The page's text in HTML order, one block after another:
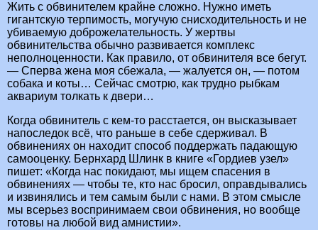
Жить с обвинителем крайне сложно. Нужно иметь
гигантскую терпимость, могучую снисходительность и не
убиваемую доброжелательность. У жертвы
обвинительства обычно развивается комплекс
неполноценности. Как правило, от обвинителя все бегут.
— Сперва жена моя сбежала, — жалуется он, — потом
собака и коты… Сейчас смотрю, как трудно рыбкам
аквариум толкать к двери…
Когда обвинитель с кем-то расстается, он высказывает
напоследок всё, что раньше в себе сдерживал. В
обвинениях он находит способ поддержать падающую
самооценку. Бернхард Шлинк в книге «Гордиев узел»
пишет: «Когда нас покидают, мы ищем спасения в
обвинениях — чтобы те, кто нас бросил, оправдывались
и извинялись и тем самым были с нами. В этом смысле
мы всерьез воспринимаем свои обвинения, но вообще
готовы на любой вид амнистии».